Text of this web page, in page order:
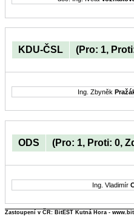
KDU-ČSL (Pro: 1,
Ing. Zbyněk
ODS (Pro: 1, Proti: 0,
Ing. Vladimír
Zastoupení v ČR: BitEST Kutná Hora -